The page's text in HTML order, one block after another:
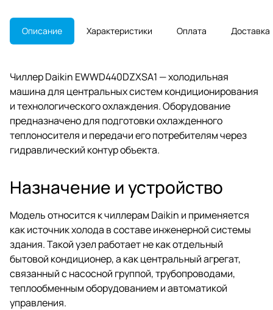
замены в существующих
системах.
Описание Характеристики Оплата Доставка
Чиллер Daikin EWWD440DZXSA1 — холодильная
машина для центральных систем кондиционирования
и технологического охлаждения. Оборудование
предназначено для подготовки охлажденного
теплоносителя и передачи его потребителям через
гидравлический контур объекта.
Назначение и устройство
Модель относится к чиллерам Daikin и применяется
как источник холода в составе инженерной системы
здания. Такой узел работает не как отдельный
бытовой кондиционер, а как центральный агрегат,
связанный с насосной группой, трубопроводами,
теплообменным оборудованием и автоматикой
управления.